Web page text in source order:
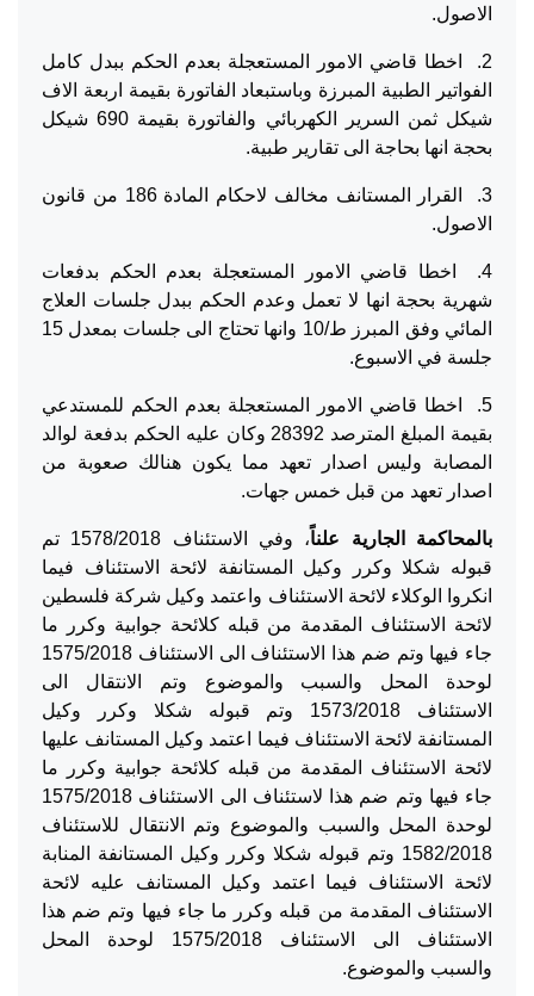
الاصول.
2. اخطا قاضي الامور المستعجلة بعدم الحكم ببدل كامل
الفواتير الطبية المبرزة وباستبعاد الفاتورة بقيمة اربعة الاف
شيكل ثمن السرير الكهربائي والفاتورة بقيمة 690 شيكل
بحجة انها بحاجة الى تقارير طبية.
3. القرار المستانف مخالف لاحكام المادة 186 من قانون
الاصول.
4. اخطا قاضي الامور المستعجلة بعدم الحكم بدفعات
شهرية بحجة انها لا تعمل وعدم الحكم ببدل جلسات العلاج
المائي وفق المبرز ط/10 وانها تحتاج الى جلسات بمعدل 15
جلسة في الاسبوع.
5. اخطا قاضي الامور المستعجلة بعدم الحكم للمستدعي
بقيمة المبلغ المترصد 28392 وكان عليه الحكم بدفعة لوالد
المصابة وليس اصدار تعهد مما يكون هنالك صعوبة من
اصدار تعهد من قبل خمس جهات.
بالمحاكمة الجارية علناً
، وفي الاستئناف 1578/2018 تم
قبوله شكلا وكرر وكيل المستانفة لائحة الاستئناف فيما
انكروا الوكلاء لائحة الاستئناف واعتمد وكيل شركة فلسطين
لائحة الاستئناف المقدمة من قبله كلائحة جوابية وكرر ما
جاء فيها وتم ضم هذا الاستئناف الى الاستئناف 1575/2018
لوحدة المحل والسبب والموضوع وتم الانتقال الى
الاستئناف 1573/2018 وتم قبوله شكلا وكرر وكيل
المستانفة لائحة الاستئناف فيما اعتمد وكيل المستانف عليها
لائحة الاستئناف المقدمة من قبله كلائحة جوابية وكرر ما
جاء فيها وتم ضم هذا لاستئناف الى الاستئناف 1575/2018
لوحدة المحل والسبب والموضوع وتم الانتقال للاستئناف
1582/2018 وتم قبوله شكلا وكرر وكيل المستانفة المنابة
لائحة الاستئناف فيما اعتمد وكيل المستانف عليه لائحة
الاستئناف المقدمة من قبله وكرر ما جاء فيها وتم ضم هذا
الاستئناف الى الاستئناف 1575/2018 لوحدة المحل
والسبب والموضوع.